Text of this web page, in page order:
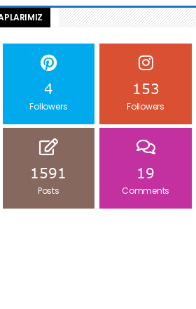
4
Followers
153
Followers
1591
Posts
19
Comments